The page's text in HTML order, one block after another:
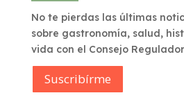
No te pierdas las últimas
sobre gastronomía, salud,
vida con el Consejo
Suscribírme